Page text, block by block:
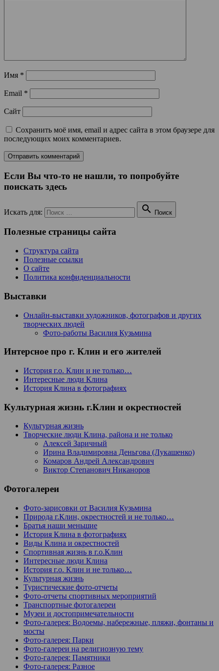
Имя *
Email *
Сайт
Сохранить моё имя, email и адрес сайта в этом браузере для
последующих моих комментариев.
Если Вы что-то не нашли, то попробуйте
поискать здесь
Искать для:  Поиск
Полезные страницы сайта
Структура сайта
Полезные ссылки
О сайте
Политика конфиденциальности
Выставки
Онлайн-выставки художников, фотографов и других
творческих людей
Фото-работы Василия Кузьмина
Интерсное про г. Клин и его жителей
История г.о. Клин и не только…
Интересные люди Клина
История Клина в фотографиях
Культурная жизнь г.Клин и окрестностей
Культурная жизнь
Творческие люди Клина, района и не только
Алексей Заричный
Ирина Владимировна Деньгова (Лукашенко)
Комаров Андрей Александрович
Виктор Степанович Никаноров
Фотогалереи
Фото-зарисовки от Василия Кузьмина
Природа г.Клин, окрестностей и не только…
Братья наши меньшие
История Клина в фотографиях
Виды Клина и окрестностей
Спортивная жизнь в г.о.Клин
Интересные люди Клина
История г.о. Клин и не только…
Культурная жизнь
Туристические фото-отчеты
Фото-отчеты спортивных мероприятий
Транспортные фотогалереи
Музеи и достопримечательности
Фото-галерея: Водоемы, набережные, пляжи, фонтаны и
мосты
Фото-галерея: Парки
Фото-галереи на религиозную тему
Фото-галерея: Памятники
Фото-галерея: Разное